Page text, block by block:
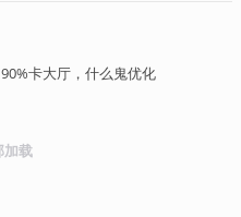
卡大厅，什么鬼优化
加载